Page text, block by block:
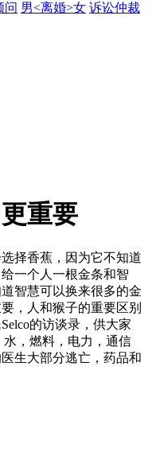
问 男<离婚>女 诉讼仲裁
重要
择香蕉，因为它不知道
一个人一根金条和智
智慧可以换来很多的金
，人和猴子的重要区别
的访谈录，供大家
水，燃料，电力，通信
生大部分逃亡，药品和